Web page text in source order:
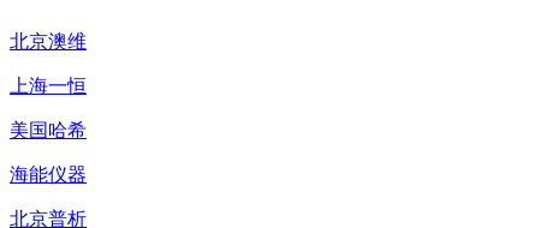
北京澳维
上海一恒
美国哈希
海能仪器
北京普析